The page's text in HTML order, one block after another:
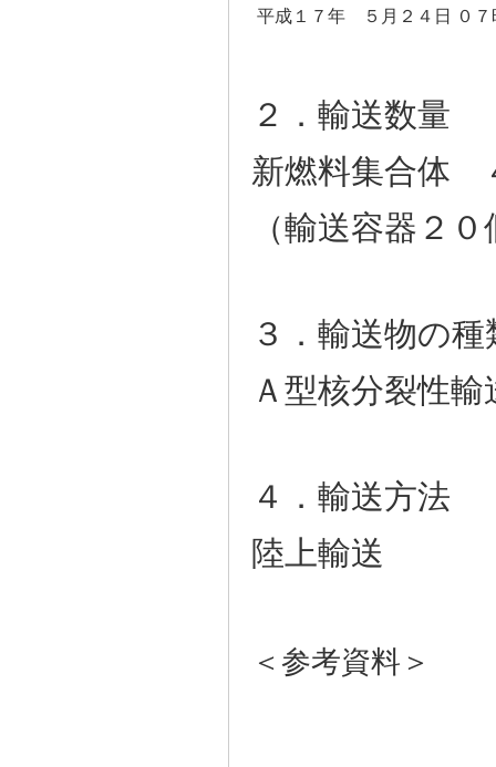
平成１７年 ５月２４日 ０７
２．輸送数量
新燃料集合体
（輸送容器２
３．輸送物の種
Ａ型核分裂性輸
４．輸送方法
陸上輸送
＜参考資料＞